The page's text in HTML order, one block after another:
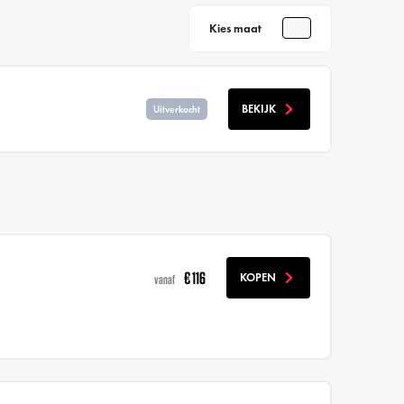
Kies maat
Uitverkocht BEKIJK
vanaf € 116 KOPEN